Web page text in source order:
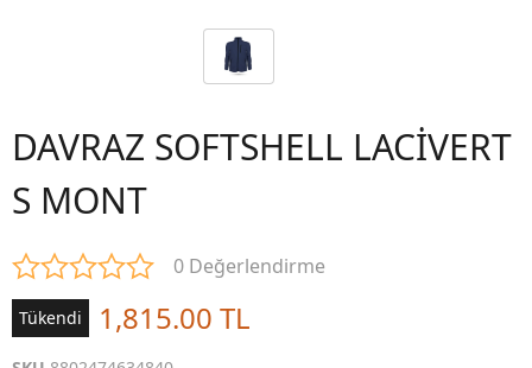
DAVRAZ SOFTSHELL LACİVERT
S MONT
0 Değerlendirme
Tükendi 1,815.00 TL